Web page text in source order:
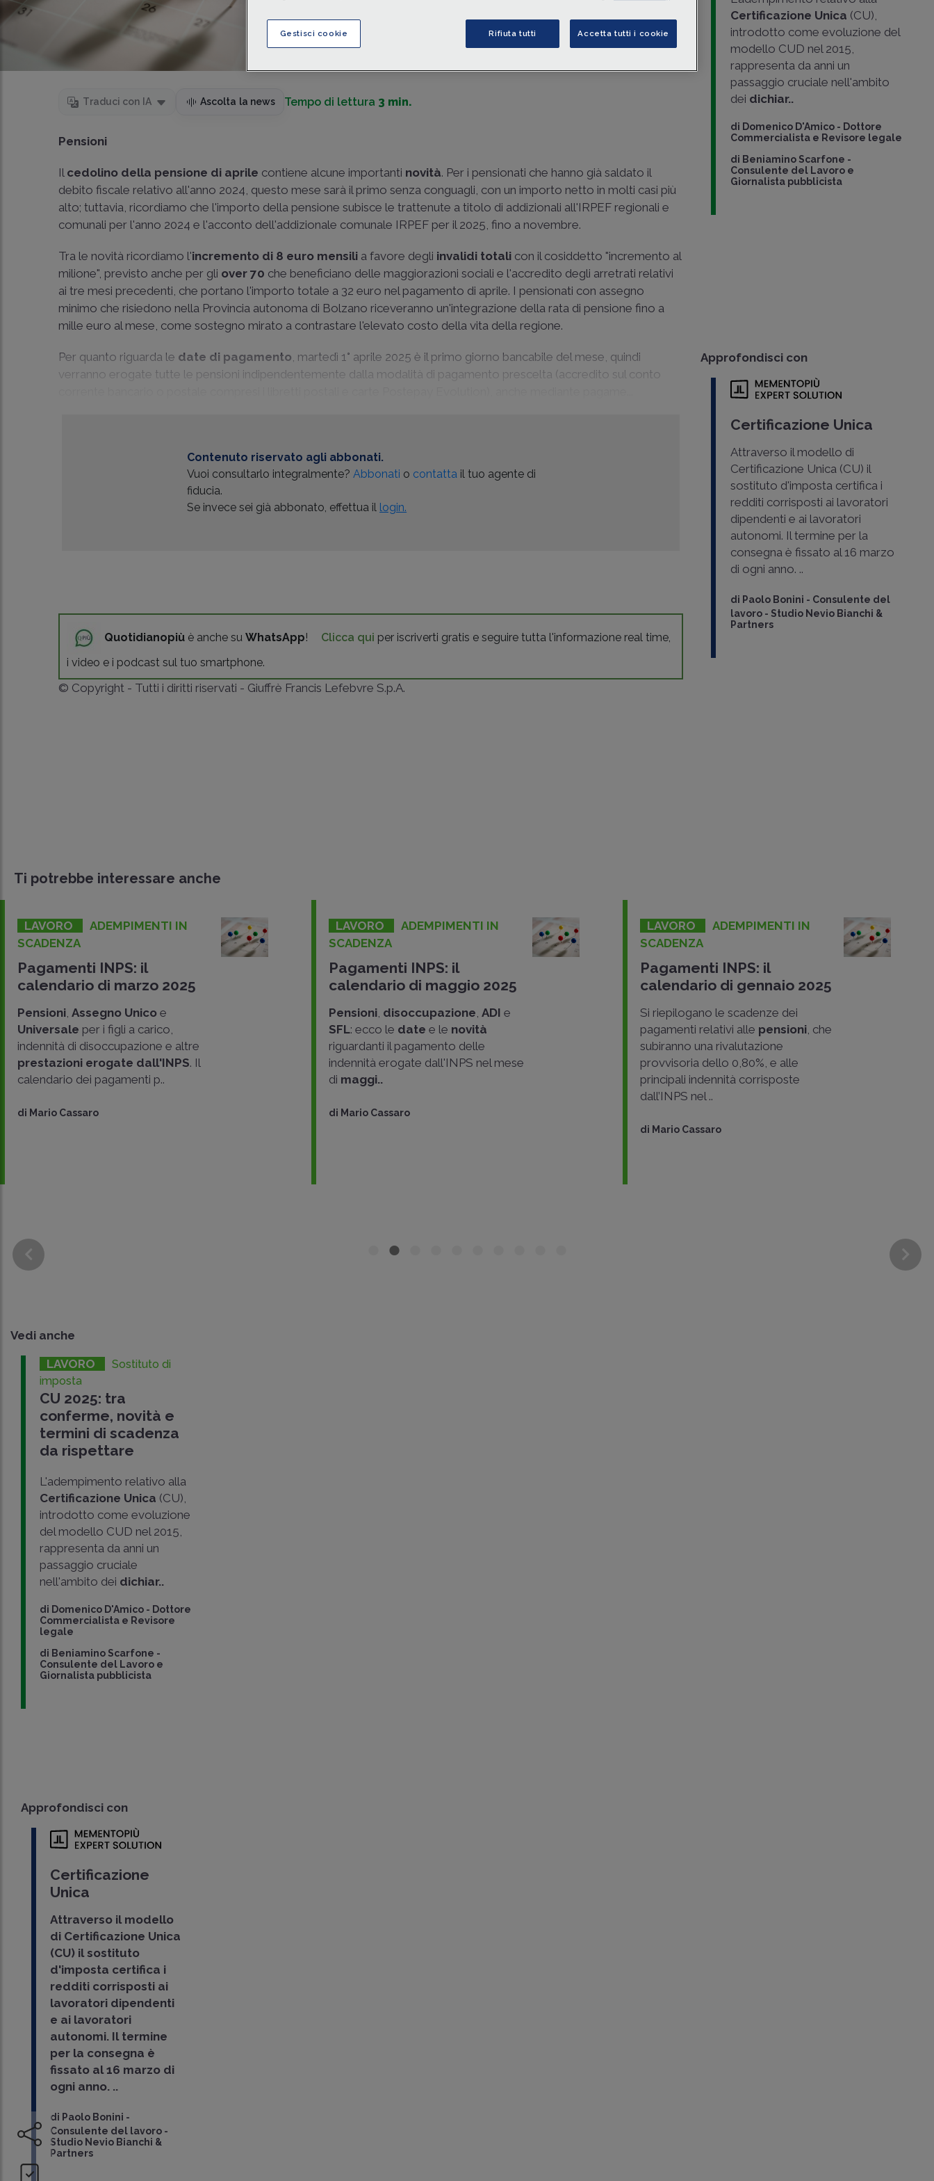
per ottenere dall'INPS la
Certificazione Unica 2025, già disponibile.
Mario Cassaro
Traduci con IA Ascolta la news Tempo di lettura 3 min.
Pensioni
Il cedolino della pensione di aprile contiene alcune importanti novità. Per i pensionati che hanno già saldato il
debito fiscale relativo all'anno 2024, questo mese sarà il primo senza conguagli, con un importo netto in molti casi più
alto; tuttavia, ricordiamo che l'importo della pensione subisce le trattenute a titolo di addizionali all'IRPEF regionali e
comunali per l'anno 2024 e l'acconto dell'addizionale comunale IRPEF per il 2025, fino a novembre.
Tra le novità ricordiamo l'incremento di 8 euro mensili a favore degli invalidi totali con il cosiddetto "incremento al
milione", previsto anche per gli over 70 che beneficiano delle maggiorazioni sociali e l'accredito degli arretrati relativi
ai tre mesi precedenti, che portano l'importo totale a 32 euro nel pagamento di aprile. I pensionati con assegno
minimo che risiedono nella Provincia autonoma di Bolzano riceveranno un'integrazione della rata di pensione fino a
mille euro al mese, come sostegno mirato a contrastare l'elevato costo della vita della regione.
Per quanto riguarda le date di pagamento, martedì 1° aprile 2025 è il primo giorno bancabile del mese, quindi
verranno erogate tutte le pensioni indipendentemente dalla modalità di pagamento prescelta (accredito sul conto
Contenuto riservato agli abbonati.
Vuoi consultarlo integralmente?Abbonati o contatta il tuo agente di
fiducia.
Se invece sei già abbonato, effettua il login.
Quotidianopiù è anche suWhatsApp! Clicca qui per iscriverti gratis e seguire tutta l'informazione real time,
i video e i podcast sul tuo smartphone.
© Copyright - Tutti i diritti riservati - Giuffrè Francis Lefebvre S.p.A.
Certificazione Unica (CU),
introdotto come evoluzione del
modello CUD nel 2015,
rappresenta da anni un
passaggio cruciale nell'ambito
dei dichiar..
di Domenico D'Amico - Dottore
Commercialista e Revisore legale
di Beniamino Scarfone -
Consulente del Lavoro e
Giornalista pubblicista
Approfondisci con
Certificazione Unica
Attraverso il modello di
Certificazione Unica (CU) il
sostituto d'imposta certifica i
redditi corrisposti ai lavoratori
dipendenti e ai lavoratori
autonomi. Il termine per la
consegna è fissato al 16 marzo
di ogni anno. ..
di Paolo Bonini - Consulente del
lavoro - Studio Nevio Bianchi &
Partners
Ti potrebbe interessare anche
LAVORO
ADEMPIMENTI IN
SCADENZA
Pagamenti INPS: il
calendario di marzo 2025
Pensioni, Assegno Unico e
Universale per i figli a carico,
indennità di disoccupazione e altre
prestazioni erogate dall'INPS. Il
calendario dei pagamenti p..
di Mario Cassaro
LAVORO
ADEMPIMENTI IN
SCADENZA
Pagamenti INPS: il
calendario di maggio 2025
Pensioni, disoccupazione, ADI e
SFL: ecco le date e le novità
riguardanti il pagamento delle
indennità erogate dall'INPS nel mese
di maggi..
di Mario Cassaro
LAVORO
ADEMPIMENTI IN
SCADENZA
Pagamenti INPS: il
calendario di gennaio 2025
Si riepilogano le scadenze dei
pagamenti relativi alle pensioni, che
subiranno una rivalutazione
provvisoria dello 0,80%, e alle
principali indennità corrisposte
dall’INPS nel ..
di Mario Cassaro
Vedi anche
LAVORO
Sostituto di
imposta
CU 2025: tra
conferme, novità e
termini di scadenza
da rispettare
L'adempimento relativo alla
Certificazione Unica (CU),
introdotto come evoluzione
del modello CUD nel 2015,
rappresenta da anni un
passaggio cruciale
nell'ambito dei dichiar..
di Domenico D'Amico - Dottore
Commercialista e Revisore
legale
di Beniamino Scarfone -
Consulente del Lavoro e
Giornalista pubblicista
Approfondisci con
Certificazione
Unica
Attraverso il modello
di Certificazione Unica
(CU) il sostituto
d'imposta certifica i
redditi corrisposti ai
lavoratori dipendenti
e ai lavoratori
autonomi. Il termine
per la consegna è
fissato al 16 marzo di
ogni anno. ..
di Paolo Bonini -
Consulente del lavoro -
Studio Nevio Bianchi &
Partners
Gestisci cookie Rifiuta tutti Accetta tutti i cookie